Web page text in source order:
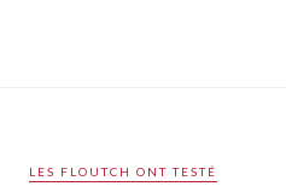
LES FLOUTCH ONT TESTÉ